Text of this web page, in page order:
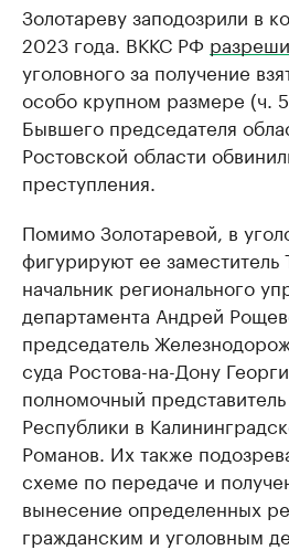
Золотареву заподозрили в
2023 года. ВККС РФ
уголовного за получение
особо крупном размере (ч.
Бывшего председателя
Ростовской области
преступления.
Помимо Золотаревой, в
фигурируют ее
начальник регионального
департамента Андрей
председатель
суда Ростова-на-Дону
полномочный
Республики в
Романов. Их также
схеме по передаче и
вынесение определенных
гражданским и уголовным